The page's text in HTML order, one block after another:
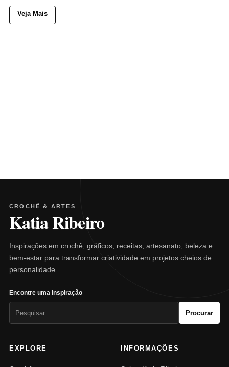
Veja Mais
CROCHÊ & ARTES
Katia Ribeiro
Inspirações em crochê, gráficos, receitas, artesanato, beleza e
bem-estar para transformar criatividade em projetos cheios de
personalidade.
Encontre uma inspiração
Procurar
EXPLORE INFORMAÇÕES